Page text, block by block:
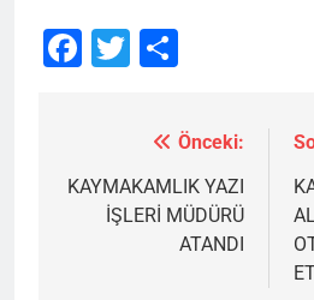
Facebook
Twitter
gezinmesi
Önceki:
KAYMAKAMLIK YAZI
İŞLERİ MÜDÜRÜ
ATANDI